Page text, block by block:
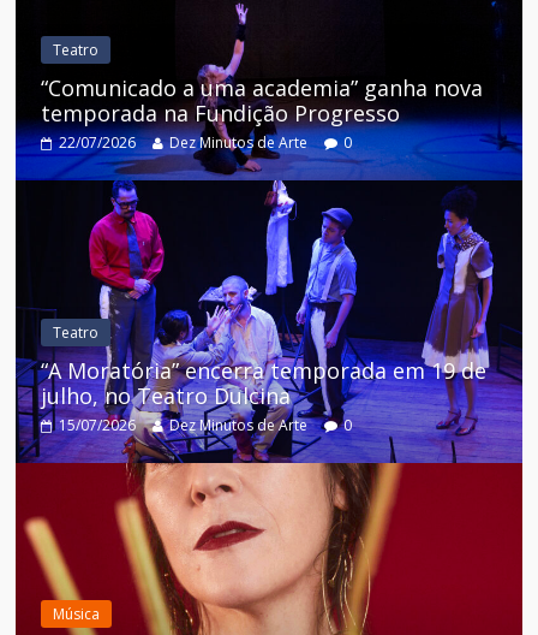
Teatro
“Comunicado a uma academia” ganha nova
temporada na Fundição Progresso
22/07/2026 Dez Minutos de Arte 0
Teatro
“A Moratória” encerra temporada em 19 de
julho, no Teatro Dulcina
15/07/2026 Dez Minutos de Arte 0
Música